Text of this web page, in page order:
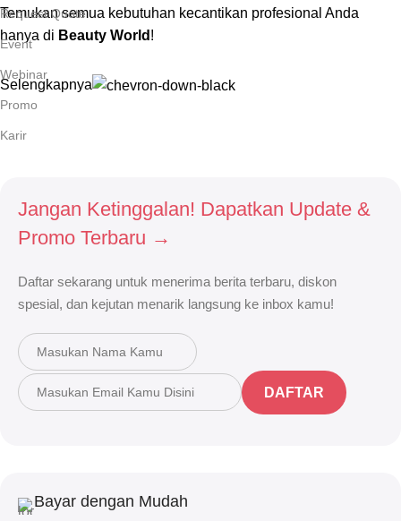
Temukan semua kebutuhan kecantikan profesional Anda
hanya di Beauty World !
Selengkapnya
Request Quote
Event
Webinar
Promo
Karir
Jangan Ketinggalan! Dapatkan Update &
Promo Terbaru →
Daftar sekarang untuk menerima berita terbaru, diskon
spesial, dan kejutan menarik langsung ke inbox kamu!
DAFTAR
Bayar dengan Mudah